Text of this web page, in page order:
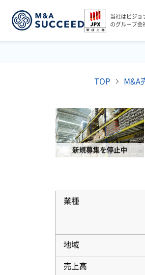
当社はビジョ
のグループ会
TOP M&A
新規募集を停止中
業種
地域
売上高